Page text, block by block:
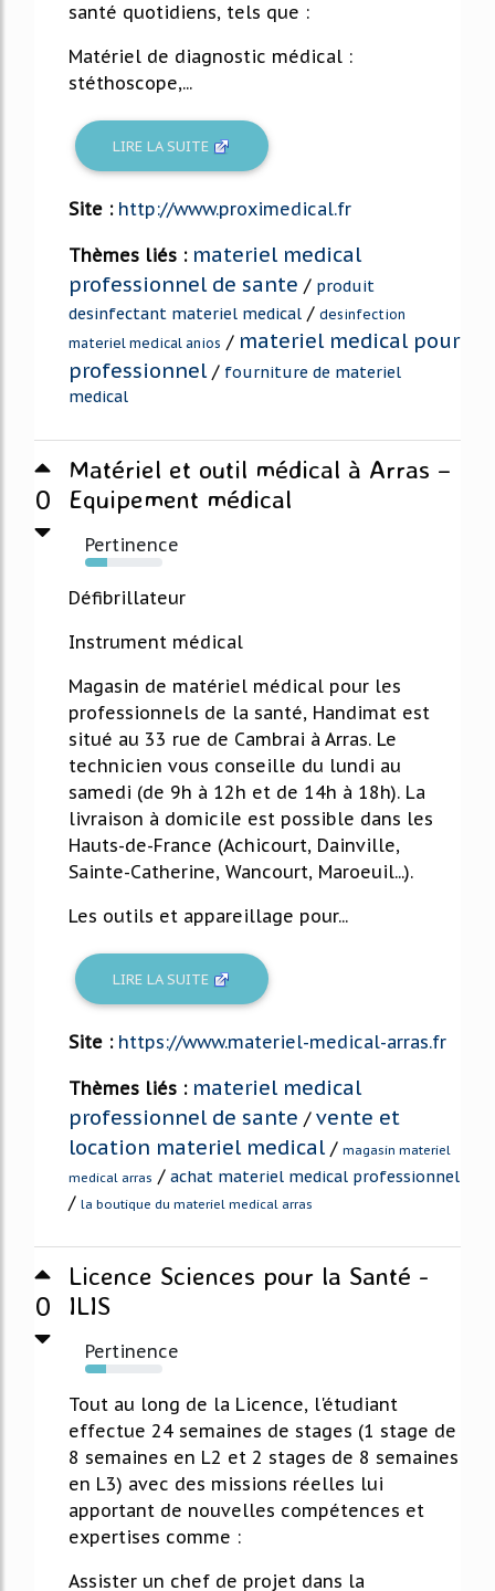
santé quotidiens, tels que :
Matériel de diagnostic médical :
stéthoscope,...
LIRE LA SUITE
Site : http://www.proximedical.fr
Thèmes liés : materiel medical
professionnel de sante / produit
desinfectant materiel medical / desinfection
materiel medical anios / materiel medical pour
professionnel/ fourniture de materiel
medical
0
Matériel et outil médical à Arras –
Equipement médical
Pertinence
29%
Défibrillateur
Instrument médical
Magasin de matériel médical pour les
professionnels de la santé, Handimat est
situé au 33 rue de Cambrai à Arras. Le
technicien vous conseille du lundi au
samedi (de 9h à 12h et de 14h à 18h). La
livraison à domicile est possible dans les
Hauts-de-France (Achicourt, Dainville,
Sainte-Catherine, Wancourt, Maroeuil...).
Les outils et appareillage pour...
LIRE LA SUITE
Site : https://www.materiel-medical-arras.fr
Thèmes liés : materiel medical
professionnel de sante / vente et
location materiel medical/ magasin materiel
medical arras / achat materiel medical professionnel
/ la boutique du materiel medical arras
0
Licence Sciences pour la Santé -
ILIS
Pertinence
27%
Tout au long de la Licence, l'étudiant
effectue 24 semaines de stages (1 stage de
8 semaines en L2 et 2 stages de 8 semaines
en L3) avec des missions réelles lui
apportant de nouvelles compétences et
expertises comme :
Assister un chef de projet dans la